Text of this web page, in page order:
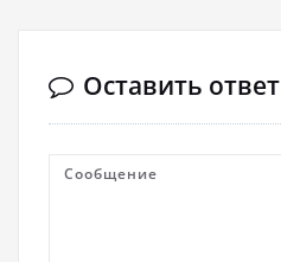
Оставить ответ